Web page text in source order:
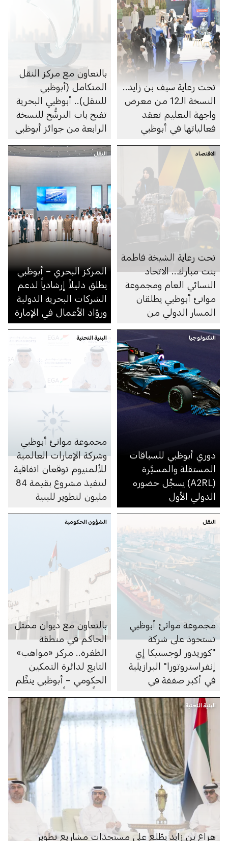
تحت رعاية سيف بن زايد..
النسخة الـ12 من معرض
واجهة التعليم تعقد
فعالياتها في أبوظبي
بالتعاون مع مركز النقل
المتكامل (أبوظبي
للتنقل).. أبوظبي البحرية
تفتح باب الترشُّح للنسخة
الرابعة من جوائز أبوظبي
الاقتصاد
تحت رعاية الشيخة فاطمة
بنت مبارك.. الاتحاد
النسائي العام ومجموعة
موانئ أبوظبي يطلقان
المسار الدولي من
لتمكين المرأة في
التجارة الرقمية
والخدمات اللوجستية
النقل
المركز البحري – أبوظبي
يطلق دليلاً إرشادياً لدعم
الشركات البحرية الدولية
وروّاد الأعمال في الإمارة
التكنولوجيا
دوري أبوظبي للسباقات
المستقلة والمسيَّرة
(A2RL) يسجِّل حضوره
الدولي الأول
البنية التحتية
مجموعة موانئ أبوظبي
وشركة الإمارات العالمية
للألمنيوم توقعان اتفاقية
لتنفيذ مشروع بقيمة 84
مليون لتطوير للبنية
النقل
مجموعة موانئ أبوظبي
تستحوذ على شركة
"كوريدور لوجستيكا إي
إنفراستروتورا" البرازيلية
في أكبر صفقة في
مليارات درهم
الشؤون الحكومية
بالتعاون مع ديوان ممثل
الحاكم في منطقة
الظفرة.. مركز «مواهب»
التابع لدائرة التمكين
الحكومي – أبوظبي ينظِّم
مجلس مدينة زايد
البنية التحتية
هزاع بن زايد يطّلع على مستجدات مشاريع تطوير